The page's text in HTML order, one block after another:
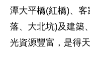
潭大平橋(紅橋)、
落、大北坑)及建築
光資源豐富，是得